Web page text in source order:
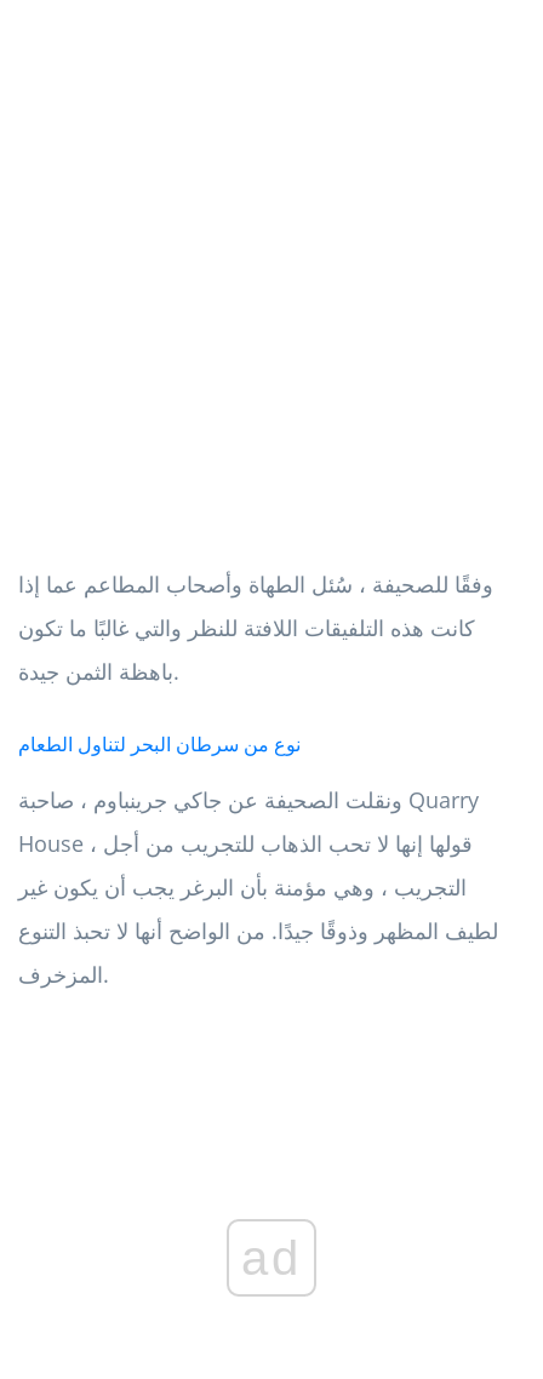
وفقًا للصحيفة ، سُئل الطهاة وأصحاب المطاعم عما إذا
كانت هذه التلفيقات اللافتة للنظر والتي غالبًا ما تكون
باهظة الثمن جيدة.
نوع من سرطان البحر لتناول الطعام
ونقلت الصحيفة عن جاكي جرينباوم ، صاحبة Quarry
House ، قولها إنها لا تحب الذهاب للتجريب من أجل
التجريب ، وهي مؤمنة بأن البرغر يجب أن يكون غير
لطيف المظهر وذوقًا جيدًا. من الواضح أنها لا تحبذ التنوع
المزخرف.
ad